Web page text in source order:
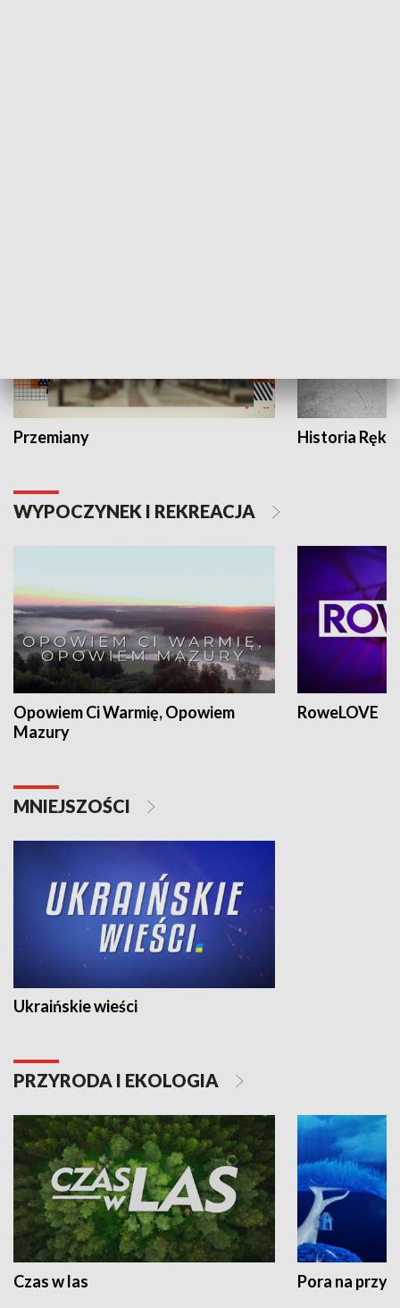
Przemiany Historia Ręką
WYPOCZYNEK I REKREACJA
Opowiem Ci Warmię, Opowiem
Mazury
RoweLOVE
MNIEJSZOŚCI
Ukraińskie wieści
PRZYRODA I EKOLOGIA
Czas w las Pora na